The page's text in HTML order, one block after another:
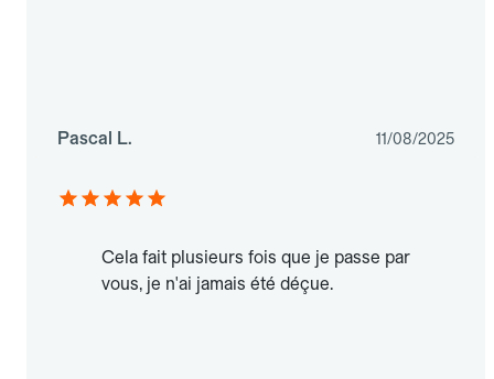
Pascal L. 11/08/2025
Cela fait plusieurs fois que je passe par
vous, je n'ai jamais été déçue.